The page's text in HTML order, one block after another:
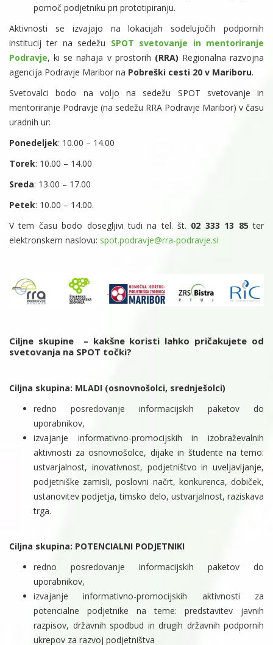
pomoč podjetniku pri prototipiranju.
Aktivnosti se izvajajo na lokacijah sodelujočih podpornih
institucij ter na sedežu SPOT svetovanje in mentoriranje
Podravje, ki se nahaja v prostorih (RRA) Regionalna razvojna
agencija Podravje Maribor na Pobreški cesti 20 v Mariboru.
Svetovalci bodo na voljo na sedežu SPOT svetovanje in
mentoriranje Podravje (na sedežu RRA Podravje Maribor) v času
uradnih ur:
Ponedeljek: 10.00 – 14.00
Torek: 10.00 – 14.00
Sreda: 13.00 – 17.00
Petek: 10.00 – 14.00.
V tem času bodo dosegljivi tudi na tel. št. 02 333 13 85 ter
elektronskem naslovu: spot.podravje@rra-podravje.si
Ciljne skupine – kakšne koristi lahko pričakujete od
svetovanja na SPOT točki?
Ciljna skupina: MLADI (osnovnošolci, srednješolci)
redno posredovanje informacijskih paketov do
uporabnikov,
izvajanje informativno-promocijskih in izobraževalnih
aktivnosti za osnovnošolce, dijake in študente na temo:
ustvarjalnost, inovativnost, podjetništvo in uveljavljanje,
podjetniške zamisli, poslovni načrt, konkurenca, dobiček,
ustanovitev podjetja, timsko delo, ustvarjalnost, raziskava
trga.
Ciljna skupina: POTENCIALNI PODJETNIKI
redno posredovanje informacijskih paketov do
uporabnikov,
izvajanje informativno-promocijskih aktivnosti za
potencialne podjetnike na teme: predstavitev javnih
razpisov, državnih spodbud in drugih državnih podpornih
ukrepov za razvoj podjetništva